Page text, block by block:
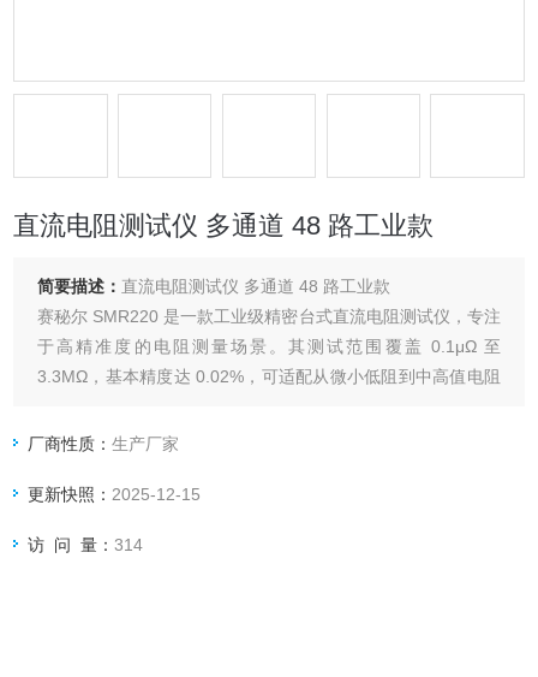
直流电阻测试仪 多通道 48 路工业款
简要描述： 直流电阻测试仪 多通道 48 路工业款
赛秘尔 SMR220 是一款工业级精密台式直流电阻测试仪，专注
于高精准度的电阻测量场景。其测试范围覆盖 0.1μΩ 至
3.3MΩ，基本精度达 0.02%，可适配从微小低阻到中高值电阻
备二线、四线模式自由切换功能，既能满足常规单路电阻测
厂商性质：生产厂家
更新快照： 2025-12-15
访 问 量：314